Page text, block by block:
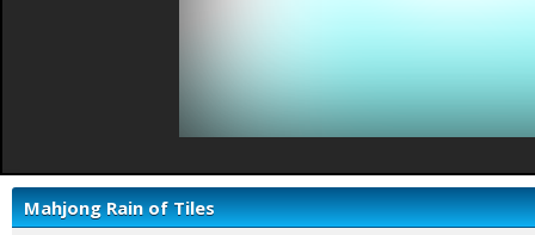
Mahjong Rain of Tiles